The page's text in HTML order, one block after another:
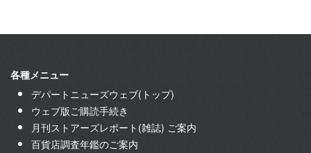
各種メニュー
デパートニューズウェブ(トップ)
ウェブ版ご購読手続き
月刊ストアーズレポート(雑誌) ご案内
百貨店調査年鑑のご案内